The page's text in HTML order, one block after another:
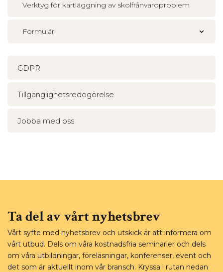
Verktyg för kartläggning av skolfrånvaroproblem
Formulär
GDPR
Tillgänglighetsredogörelse
Jobba med oss
Ta del av vårt nyhetsbrev
Vårt syfte med nyhetsbrev och utskick är att informera om
vårt utbud. Dels om våra kostnadsfria seminarier och dels
om våra utbildningar, föreläsningar, konferenser, event och
det som är aktuellt inom vår bransch. Kryssa i rutan nedan